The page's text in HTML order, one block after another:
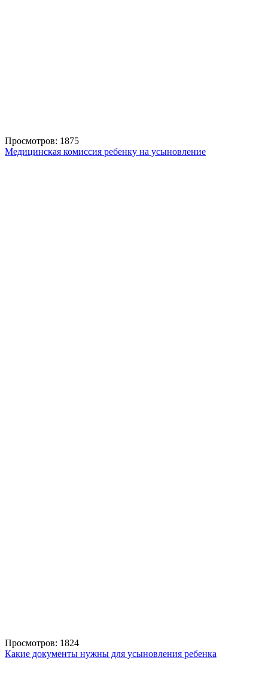
Просмотров: 1875
Медицинская комиссия ребенку на усыновление
Просмотров: 1824
Какие документы нужны для усыновления ребенка